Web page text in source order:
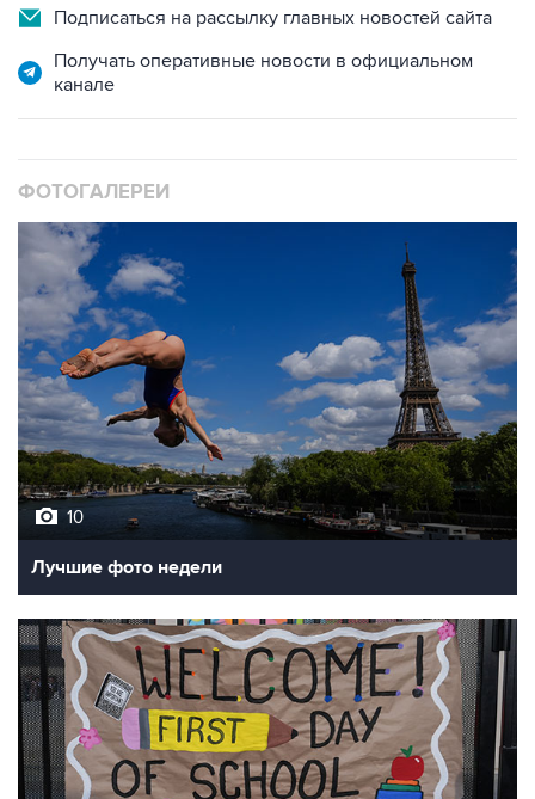
Подписаться на рассылку главных новостей сайта
Получать оперативные новости в официальном
канале
ФОТОГАЛЕРЕИ
10
Лучшие фото недели